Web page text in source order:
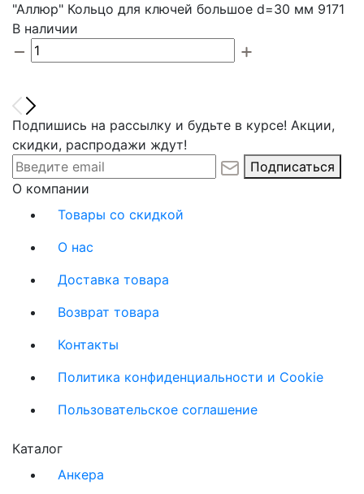
"Аллюр" Кольцо для ключей большое d=30 мм 9171
В наличии
Подпишись на рассылку и будьте в курсе! Акции,
скидки, распродажи ждут!
Подписаться
О компании
Товары со скидкой
О нас
Доставка товара
Возврат товара
Контакты
Политика конфиденциальности и Cookie
Пользовательское соглашение
Каталог
Анкера